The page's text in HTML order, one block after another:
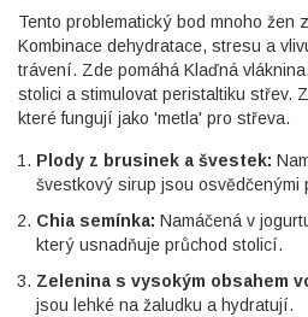
Tento problematický bod mnoho žen
Kombinace dehydratace, stresu a
trávení. Zde pomáhá Klaďná vláknina
stolici a stimulovat peristaltiku střev.
které fungují jako 'metla' pro střeva.
Plody z brusinek a švestek:
švestkový sirup jsou osvědčenými
Chia semínka: Namáčená v
který usnadňuje průchod stolicí.
Zelenina s vysokým obsahem
jsou lehké na žaludku a hydratují.